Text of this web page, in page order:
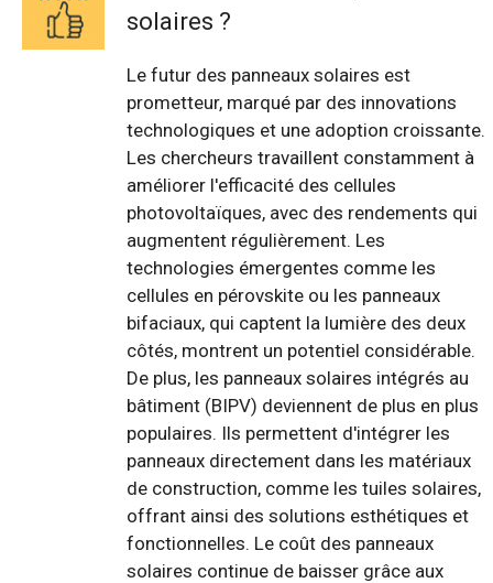
solaires ?
Le futur des panneaux solaires est
prometteur, marqué par des innovations
technologiques et une adoption croissante.
Les chercheurs travaillent constamment à
améliorer l'efficacité des cellules
photovoltaïques, avec des rendements qui
augmentent régulièrement. Les
technologies émergentes comme les
cellules en pérovskite ou les panneaux
bifaciaux, qui captent la lumière des deux
côtés, montrent un potentiel considérable.
De plus, les panneaux solaires intégrés au
bâtiment (BIPV) deviennent de plus en plus
populaires. Ils permettent d'intégrer les
panneaux directement dans les matériaux
de construction, comme les tuiles solaires,
offrant ainsi des solutions esthétiques et
fonctionnelles. Le coût des panneaux
solaires continue de baisser grâce aux